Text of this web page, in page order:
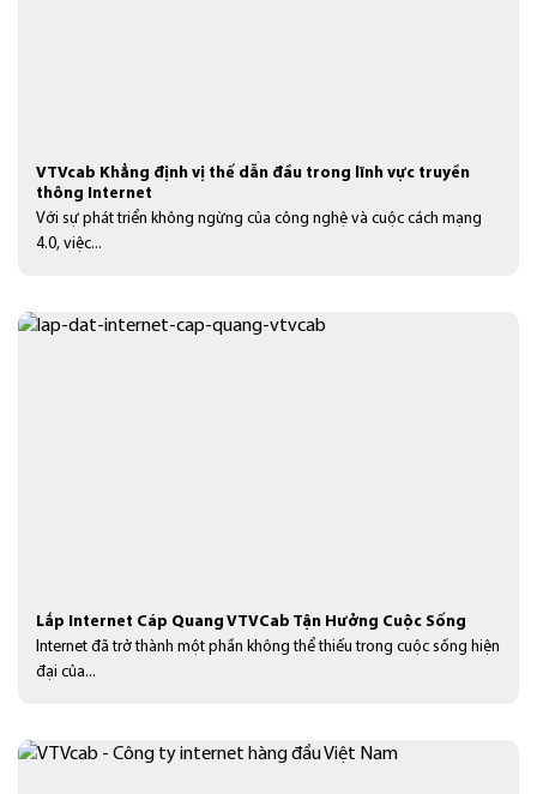
VTVcab Khẳng định vị thế dẫn đầu trong lĩnh vực truyền
thông Internet
Với sự phát triển không ngừng của công nghệ và cuộc cách mạng
4.0, việc...
Lắp Internet Cáp Quang VTVCab Tận Hưởng Cuộc Sống
Internet đã trở thành một phần không thể thiếu trong cuộc sống hiện
đại của...